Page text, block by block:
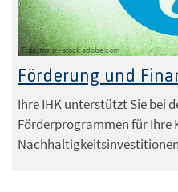
Foto: malp - stock.adobe.com
Förderung und
Ihre IHK unterstützt Sie bei
Förderprogrammen für Ihre